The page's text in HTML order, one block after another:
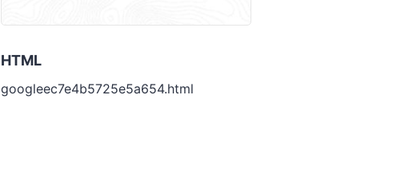
Sekolah
HTML
googleec7e4b5725e5a654.html